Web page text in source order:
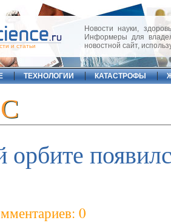
и статьи
Новости науки,
Информеры для
новостной сайт,
ТЕХНОЛОГИИ КАТАСТРОФЫ
орбите
0